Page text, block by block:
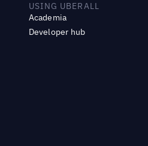
USING UBERALL
Academia
Developer hub